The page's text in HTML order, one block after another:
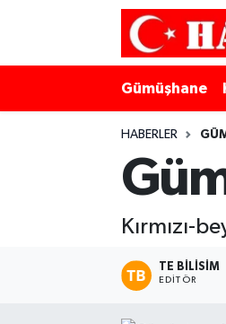
Gümüşhane
HABERLER
Kırmızı-
TE BILISIM
EDITÖR
Merkez Hava Durumu
Merkez Trafik Yoğunluk
Süper Lig Puan Durumu